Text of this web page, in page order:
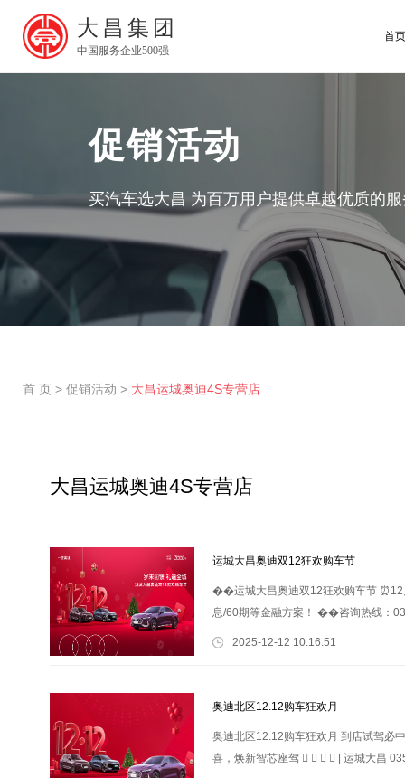
大昌集团
中国服务企业500强
首页
促销活动
买汽车选大昌 为百万用户提供卓越优质的
首 页> 促销活动 > 大昌运城奥迪4S专营店
大昌运城奥迪4S专营店
运城大昌奥迪双12狂欢购车节
��运城大昌奥迪双12狂欢购车节
息/60期等金融方案！ ��咨询热线：
2025-12-12 10:16:51
奥迪北区12.12购车狂欢月
奥迪北区12.12购车狂欢月 到店试驾必
喜，焕新智芯座驾 ⃘ ⃘ ⃘ ⃘ | 运城大昌